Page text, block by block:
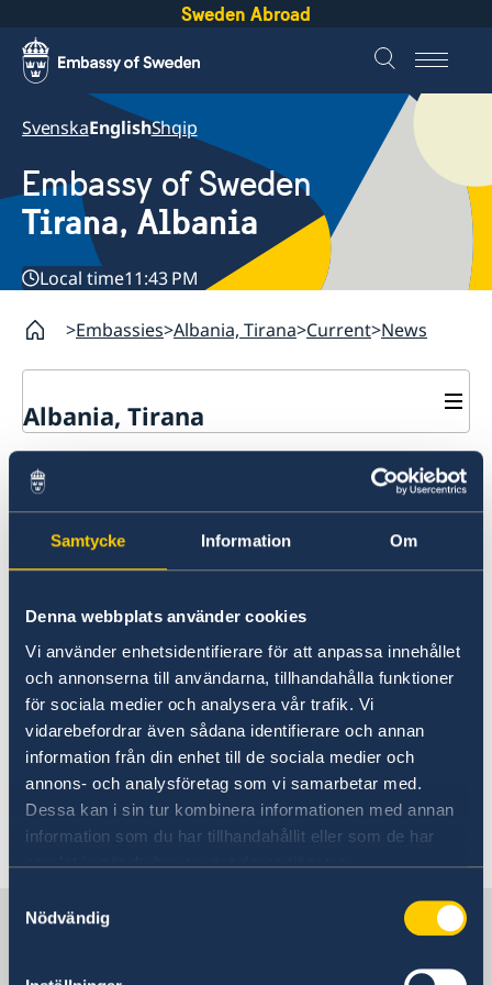
Samtycke Information Om
Denna webbplats använder cookies
Vi använder enhetsidentifierare för att anpassa innehållet
och annonserna till användarna, tillhandahålla funktioner
för sociala medier och analysera vår trafik. Vi
vidarebefordrar även sådana identifierare och annan
information från din enhet till de sociala medier och
annons- och analysföretag som vi samarbetar med.
Dessa kan i sin tur kombinera informationen med annan
information som du har tillhandahållit eller som de har
samlat in när du har använt deras tjänster.
Nödvändig
Sweden Abroad
SvenskaEnglishShqip
Embassy of Sweden
Tirana, Albania
Local time11:43 PM
Embassies Albania, Tirana Current News
Albania, Tirana
Contact
About us
Ambassador
Current
under EU4Innovation project
Data protection policy for missions abroad
Change of the Embassy´s
expeditions hours
Starting from 17 February 2020 the
new Embassy´s expeditions hours are
Monday to Friday 09 -11.
Other times after agreement. Welcome!
Seepublic holidays
Last updated 13 Feb 2020, 10.22 AM
Sweden in Albania